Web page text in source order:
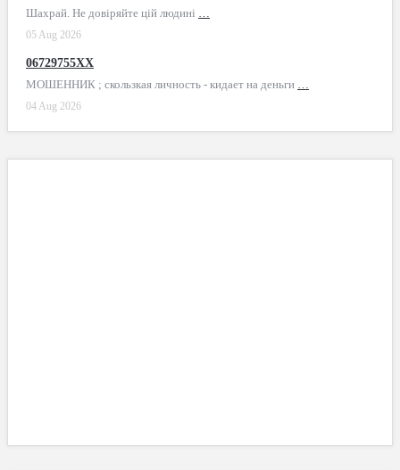
Шахрай. Не довіряйте цій людині …
05 Aug 2026
06729755XX
МОШЕННИК ; скользкая личность - кидает на деньги …
04 Aug 2026